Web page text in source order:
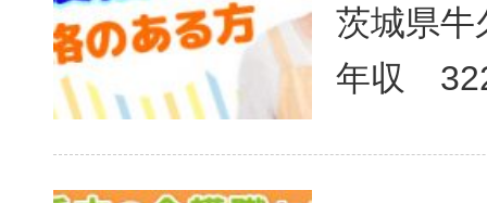
茨城県